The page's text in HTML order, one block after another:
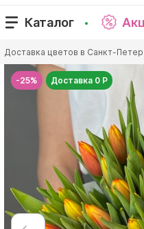
Каталог
здесь
Доставка цветов в Санкт-
-25% Доставка 0 Р